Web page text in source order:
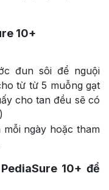
10+
đun sôi để nguội
từ từ 5 muỗng gạt
cho tan đều sẽ có
ngày hoặc tham
10+ để